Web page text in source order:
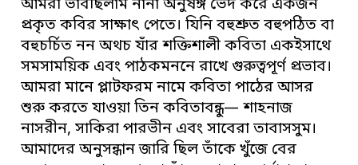
আমরা ভাবছিলাম নানা অনুষঙ্গ ভেদ করে একজন
প্রকৃত কবির সাক্ষাৎ পেতে। যিনি বহুশ্রুত বহুপঠিত বা
বহুচর্চিত নন অথচ যাঁর শক্তিশালী কবিতা একইসাথে
সমসাময়িক এবং পাঠকমননে রাখে গুরুত্বপূর্ণ প্রভাব।
আমরা মানে প্লাটফরম নামে কবিতা পাঠের আসর
শুরু করতে যাওয়া তিন কবিতাবন্ধু— শাহনাজ
নাসরীন, সাকিরা পারভীন এবং সাবেরা তাবাসসুম।
আমাদের অনুসন্ধান জারি ছিল তাঁকে খুঁজে বের